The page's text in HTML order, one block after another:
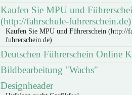
Kaufen Sie MPU und
(http://fahrschule-fuhrerschein.de)
Kaufen Sie MPU und Führerschein (http://
fuhrerschein.de)
Deutschen Führerschein Online
Bildbearbeitung "Wachs"
Designheader